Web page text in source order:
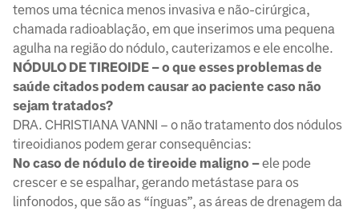
temos uma técnica menos invasiva e não-cirúrgica,
chamada radioablação, em que inserimos uma pequena
agulha na região do nódulo, cauterizamos e ele encolhe.
NÓDULO DE TIREOIDE – o que esses problemas de
saúde citados podem causar ao paciente caso não
sejam tratados?
DRA. CHRISTIANA VANNI – o não tratamento dos nódulos
tireoidianos podem gerar consequências:
No caso de nódulo de tireoide maligno –ele pode
crescer e se espalhar, gerando metástase para os
linfonodos, que são as “ínguas”, as áreas de drenagem da